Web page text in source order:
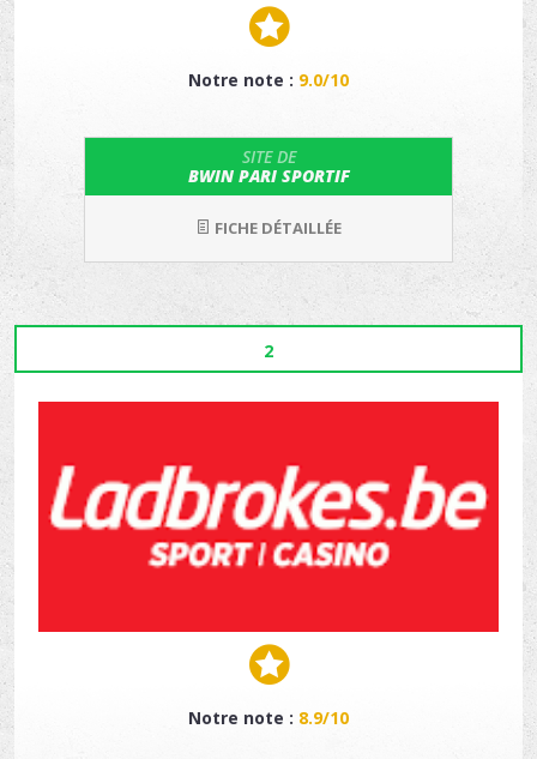
Notre note : 9.0/10
SITE DE
BWIN PARI SPORTIF
FICHE DÉTAILLÉE
2
Notre note : 8.9/10